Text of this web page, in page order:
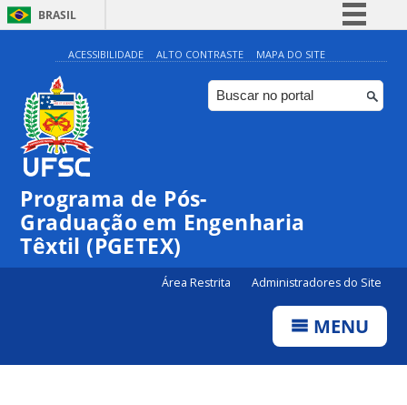
BRASIL
Simplifique!
Comunica BR
Participe
ACESSIBILIDADE ALTO CONTRASTE MAPA DO SITE
Programa de Pós-
Graduação em Engenharia
Têxtil (PGETEX)
Área Restrita Administradores do Site
MENU